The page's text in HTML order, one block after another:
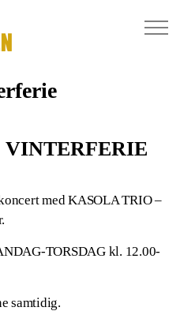
med KASOLA TRIO –
TORSDAG kl. 12.00-
samtidig.